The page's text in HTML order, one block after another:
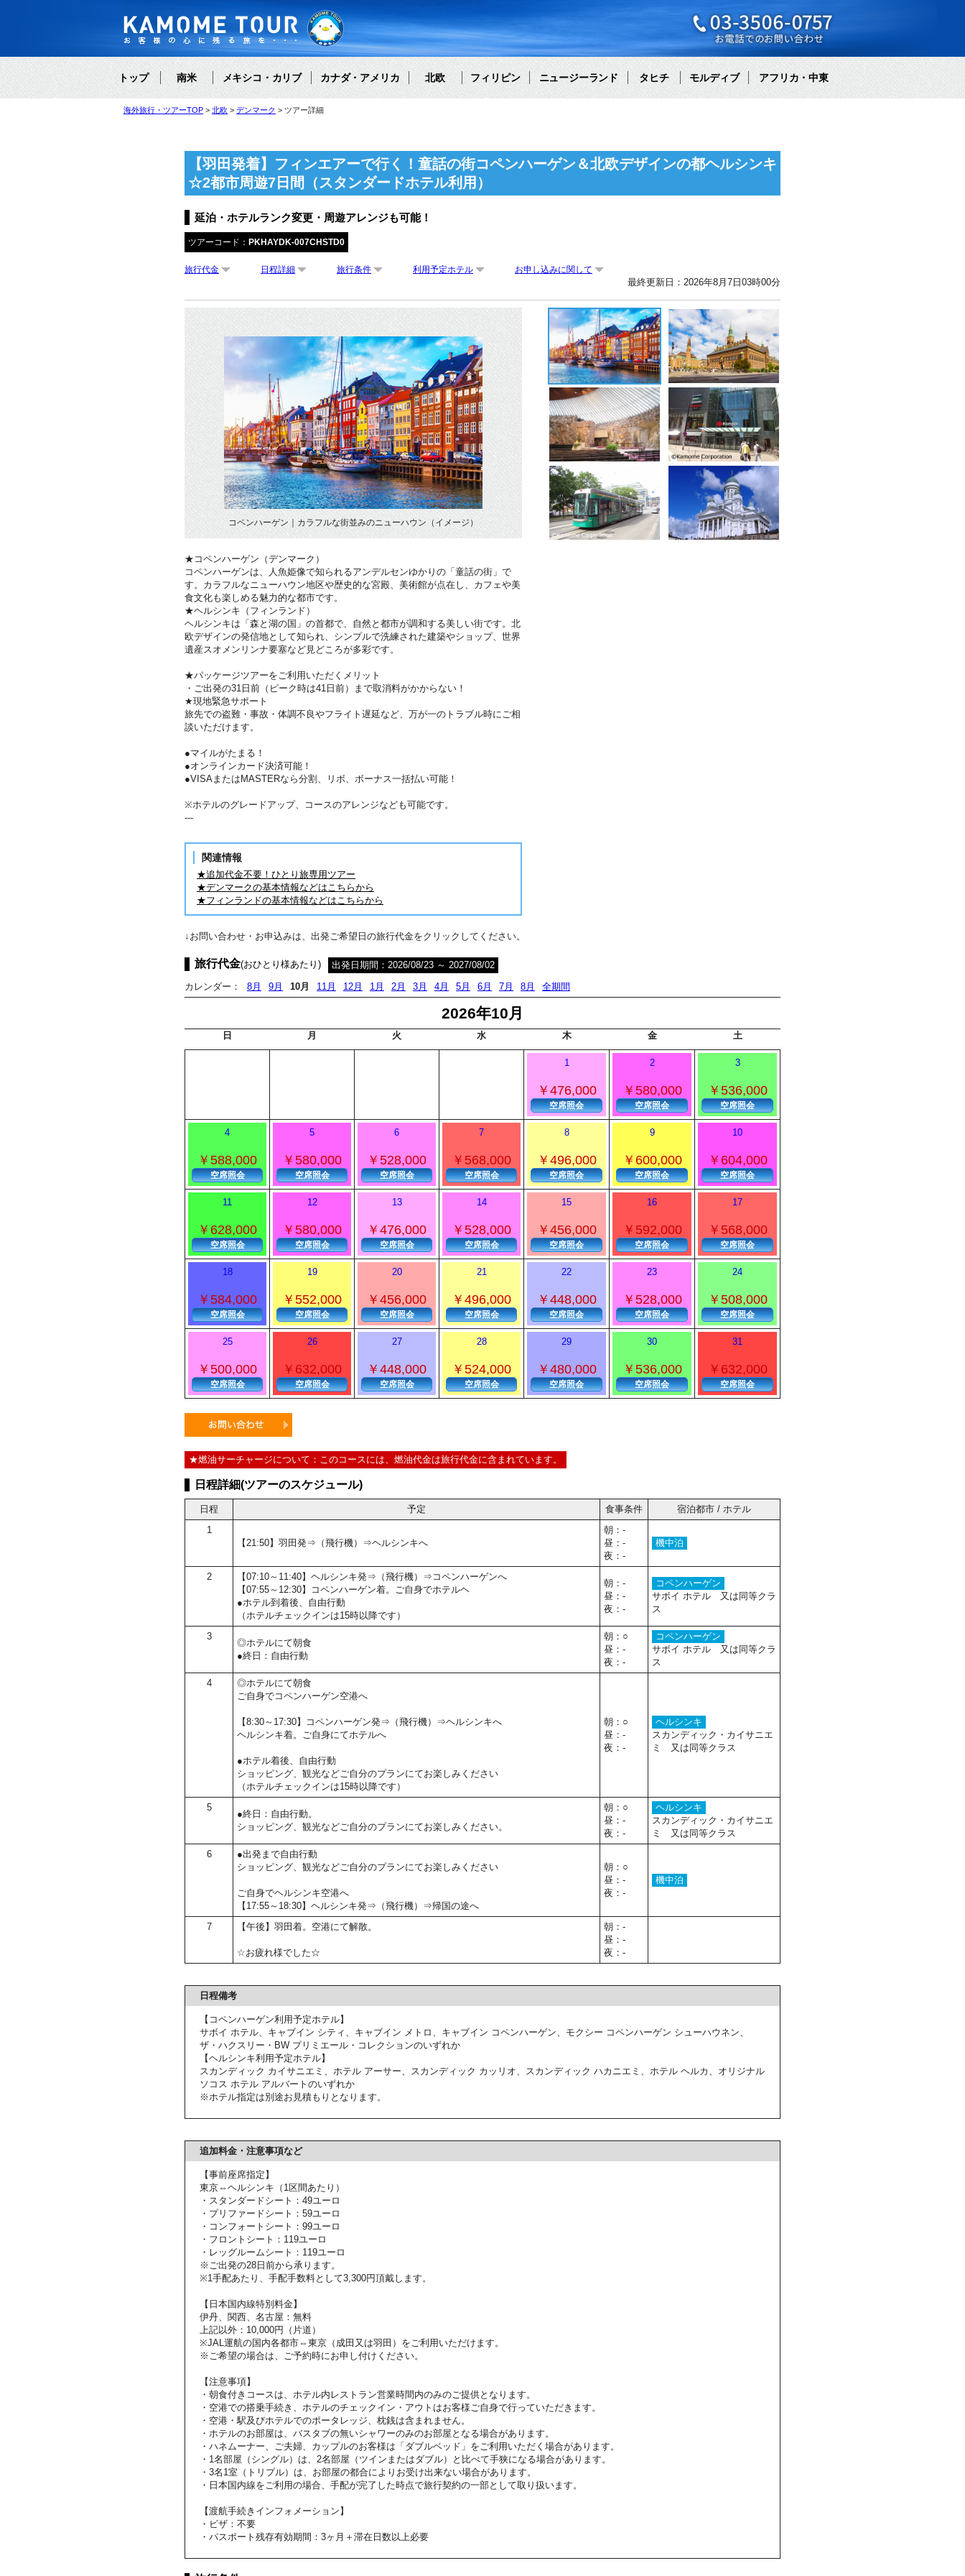
トップ 南米 メキシコ・カリブ カナダ・アメリカ 北欧 フィリピン ニュージーランド タヒチ モルディブ アフリカ・中東
海外旅行・ツアーTOP 北欧 デンマーク ツアー詳細
【羽田発着】フィンエアーで行く！童話の街コペンハーゲン＆北欧デザインの都ヘルシンキ
☆2都市周遊7日間（スタンダードホテル利用）
延泊・ホテルランク変更・周遊アレンジも可能！
ツアーコード： PKHAYDK-007CHSTD0
旅行代金 日程詳細 旅行条件 利用予定ホテル お申し込みに関して
最終更新日：2026年8月7日03時00分
コペンハーゲン｜カラフルな街並みのニューハウン（イメージ）
★コペンハーゲン（デンマーク）
コペンハーゲンは、人魚姫像で知られるアンデルセンゆかりの「童話の街」で
す。カラフルなニューハウン地区や歴史的な宮殿、美術館が点在し、カフェや美
食文化も楽しめる魅力的な都市です。
★ヘルシンキ（フィンランド）
ヘルシンキは「森と湖の国」の首都で、自然と都市が調和する美しい街です。北
欧デザインの発信地として知られ、シンプルで洗練された建築やショップ、世界
遺産スオメンリンナ要塞など見どころが多彩です。
★パッケージツアーをご利用いただくメリット
・ご出発の31日前（ピーク時は41日前）まで取消料がかからない！
★現地緊急サポート
旅先での盗難・事故・体調不良やフライト遅延など、万が一のトラブル時にご相
談いただけます。
●マイルがたまる！
●オンラインカード決済可能！
●VISAまたはMASTERなら分割、リボ、ボーナス一括払い可能！
※ホテルのグレードアップ、コースのアレンジなども可能です。
---
関連情報
★追加代金不要！ひとり旅専用ツアー
★デンマークの基本情報などはこちらから
★フィンランドの基本情報などはこちらから
↓お問い合わせ・お申込みは、出発ご希望日の旅行代金をクリックしてください。
旅行代金(おひとり様あたり)
出発日期間：2026/08/23 ～ 2027/08/02
カレンダー：
8月 9月 10月 11月 12月 1月 2月 3月 4月 5月 6月 7月 8月 全期間
2026年10月
日 月 火 水 木 金 土
1
￥476,000
空席照会
2
￥580,000
空席照会
3
￥536,000
空席照会
4
￥588,000
空席照会
5
￥580,000
空席照会
6
￥528,000
空席照会
7
￥568,000
空席照会
8
￥496,000
空席照会
9
￥600,000
空席照会
10
￥604,000
空席照会
11
￥628,000
空席照会
12
￥580,000
空席照会
13
￥476,000
空席照会
14
￥528,000
空席照会
15
￥456,000
空席照会
16
￥592,000
空席照会
17
￥568,000
空席照会
18
￥584,000
空席照会
19
￥552,000
空席照会
20
￥456,000
空席照会
21
￥496,000
空席照会
22
￥448,000
空席照会
23
￥528,000
空席照会
24
￥508,000
空席照会
25
￥500,000
空席照会
26
￥632,000
空席照会
27
￥448,000
空席照会
28
￥524,000
空席照会
29
￥480,000
空席照会
30
￥536,000
空席照会
31
￥632,000
空席照会
★燃油サーチャージについて：このコースには、燃油代金は旅行代金に含まれています。
日程詳細(ツアーのスケジュール)
日程 予定 食事条件
宿泊都市 / ホテル
1
【21:50】羽田発⇒（飛行機）⇒ヘルシンキへ
朝：-
昼：-
夜：-
機中泊
2
【07:10～11:40】ヘルシンキ発⇒（飛行機）⇒コペンハーゲンへ
【07:55～12:30】コペンハーゲン着。ご自身でホテルヘ
●ホテル到着後、自由行動
（ホテルチェックインは15時以降です）
朝：-
昼：-
夜：-
コペンハーゲン
サボイ ホテル 又は同等クラ
ス
3
◎ホテルにて朝食
●終日：自由行動
朝：○
昼：-
夜：-
コペンハーゲン
サボイ ホテル 又は同等クラ
ス
4
◎ホテルにて朝食
ご自身でコペンハーゲン空港へ
【8:30～17:30】コペンハーゲン発⇒（飛行機）⇒ヘルシンキへ
ヘルシンキ着。ご自身にてホテルへ
●ホテル着後、自由行動
ショッピング、観光などご自分のプランにてお楽しみください
（ホテルチェックインは15時以降です）
朝：○
昼：-
夜：-
ヘルシンキ
スカンディック・カイサニエ
ミ 又は同等クラス
5
●終日：自由行動。
ショッピング、観光などご自分のプランにてお楽しみください。
朝：○
昼：-
夜：-
ヘルシンキ
スカンディック・カイサニエ
ミ 又は同等クラス
6
●出発まで自由行動
ショッピング、観光などご自分のプランにてお楽しみください
ご自身でヘルシンキ空港へ
【17:55～18:30】ヘルシンキ発⇒（飛行機）⇒帰国の途へ
朝：○
昼：-
夜：-
機中泊
7 【午後】羽田着。空港にて解散。
☆お疲れ様でした☆
朝：-
昼：-
夜：-
日程備考
【コペンハーゲン利用予定ホテル】
サボイ ホテル、キャブイン シティ、キャブイン メトロ、キャブイン コペンハーゲン、モクシー コペンハーゲン シューハウネン、
ザ・ハクスリー・BW プリミエール・コレクションのいずれか
【ヘルシンキ利用予定ホテル】
スカンディック カイサニエミ、ホテル アーサー、スカンディック カッリオ、スカンディック ハカニエミ、ホテル ヘルカ、オリジナル
ソコス ホテル アルバートのいずれか
※ホテル指定は別途お見積もりとなります。
追加料金・注意事項など
【事前座席指定】
東京⇔ヘルシンキ（1区間あたり）
・スタンダードシート：49ユーロ
・プリファードシート：59ユーロ
・コンフォートシート：99ユーロ
・フロントシート：119ユーロ
・レッグルームシート：119ユーロ
※ご出発の28日前から承ります。
※1手配あたり、手配手数料として3,300円頂戴します。
【日本国内線特別料金】
伊丹、関西、名古屋：無料
上記以外：10,000円（片道）
※JAL運航の国内各都市⇔東京（成田又は羽田）をご利用いただけます。
※ご希望の場合は、ご予約時にお申し付けください。
【注意事項】
・朝食付きコースは、ホテル内レストラン営業時間内のみのご提供となります。
・空港での搭乗手続き、ホテルのチェックイン・アウトはお客様ご自身で行っていただきます。
・空港・駅及びホテルでのポータレッジ、枕銭は含まれません。
・ホテルのお部屋は、バスタブの無いシャワーのみのお部屋となる場合があります。
・ハネムーナー、ご夫婦、カップルのお客様は「ダブルベッド」をご利用いただく場合があります。
・1名部屋（シングル）は、2名部屋（ツインまたはダブル）と比べて手狭になる場合があります。
・3名1室（トリプル）は、お部屋の都合によりお受け出来ない場合があります。
・日本国内線をご利用の場合、手配が完了した時点で旅行契約の一部として取り扱います。
【渡航手続きインフォメーション】
・ビザ：不要
・パスポート残存有効期間：3ヶ月＋滞在日数以上必要